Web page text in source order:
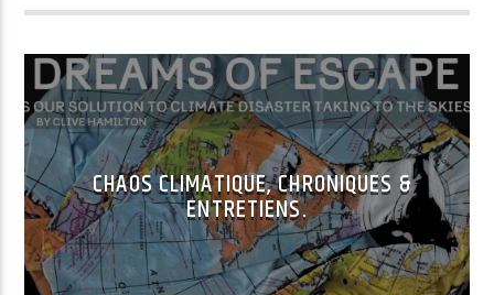
CHAOS CLIMATIQUE, CHRONIQUES &
ENTRETIENS.